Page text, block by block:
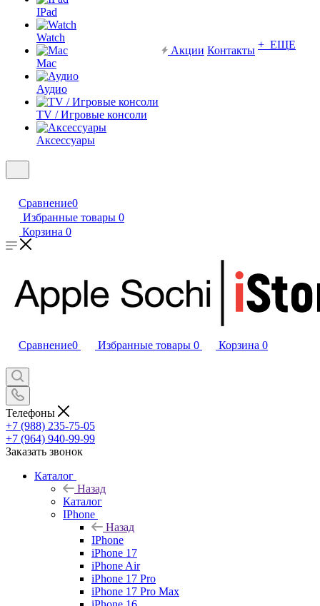
IPad
Watch
Mac
Аудио
TV / Игровые консоли
Аксессуары
Акции Контакты + ЕЩЕ
Сравнение0
Избранные товары 0
Корзина 0
Сравнение0 Избранные товары 0 Корзина 0
Телефоны
+7 (988) 235-75-05
+7 (964) 940-99-99
Заказать звонок
Каталог
Назад
Каталог
IPhone
Назад
IPhone
iPhone 17
iPhone Air
iPhone 17 Pro
iPhone 17 Pro Max